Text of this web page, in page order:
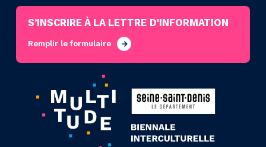
S’INSCRIRE À LA LETTRE D'INFORMATION
Remplir le formulaire